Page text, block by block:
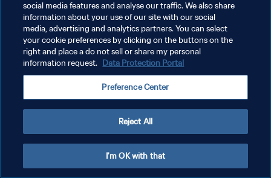
プライバシーポリシー
サービス利用規約
クッキー設定の管理
Copyright © 1994 - 2026 FIFA. All rights reserved.
social media features and analyse our traffic. We also share
information about your use of our site with our social
media, advertising and analytics partners. You can select
your cookie preferences by clicking on the buttons on the
right and place a do not sell or share my personal
information request. Data Protection Portal
Preference Center
Reject All
I'm OK with that